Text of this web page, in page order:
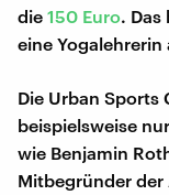
die 150 Euro.
eine Yogalehrerin
Die Urban Sports
beispielsweise
wie Benjamin
Mitbegründer